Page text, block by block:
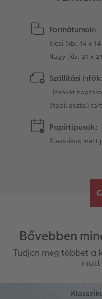
Formátumok:
Kicsi (kb. 14 x
Nagy (kb. 21 x
Szállítási infók:
Tizenkét
Stabil asztali
Papírtípusok:
Klasszikus matt
Bővebben
Tudjon meg többet a